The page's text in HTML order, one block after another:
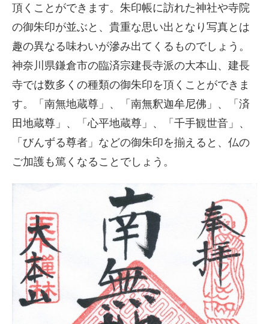
頂くことができます。朱印帳に訪れた神社や寺院
の御朱印が並ぶと、貴重な思い出となり写真とは
趣の異なる味わいが滲み出てくるものでしょう。
神奈川県鎌倉市の臨済宗建長寺派の大本山、建長
寺では数多くの種類の御朱印を頂くことができま
す。「南無地蔵尊」、「南無釈迦牟尼佛」、「済
田地蔵尊」、「心平地蔵尊」、「千手観世音」、
「びんずる尊者」などの御朱印を揃えると、仏の
ご加護も篤くなることでしょう。